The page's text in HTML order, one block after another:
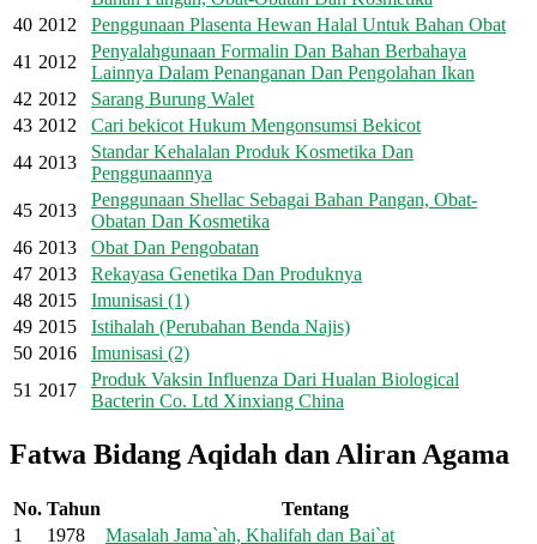
40 2012
Penggunaan Plasenta Hewan Halal Untuk Bahan Obat
41 2012
Penyalahgunaan Formalin Dan Bahan Berbahaya
Lainnya Dalam Penanganan Dan Pengolahan Ikan
42 2012
Sarang Burung Walet
43 2012
Cari bekicot Hukum Mengonsumsi Bekicot
44 2013
Standar Kehalalan Produk Kosmetika Dan
Penggunaannya
45 2013
Penggunaan Shellac Sebagai Bahan Pangan, Obat-
Obatan Dan Kosmetika
46 2013
Obat Dan Pengobatan
47 2013
Rekayasa Genetika Dan Produknya
48 2015
Imunisasi (1)
49 2015
Istihalah (Perubahan Benda Najis)
50 2016
Imunisasi (2)
51 2017
Produk Vaksin Influenza Dari Hualan Biological
Bacterin Co. Ltd Xinxiang China
Fatwa Bidang Aqidah dan Aliran Agama
No. Tahun
Tentang
1
1978
Masalah Jama`ah, Khalifah dan Bai`at